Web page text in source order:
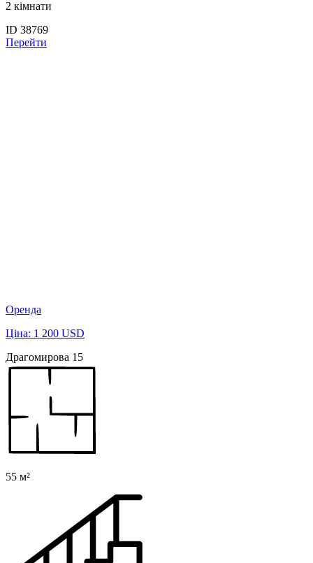
2 кімнати
ID 38769
Перейти
Оренда
Ціна: 1 200 USD
Драгомирова 15
55 м²